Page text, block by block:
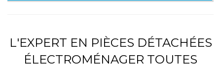
L'EXPERT EN PIÈCES DÉTACHÉES
ÉLECTROMÉNAGER TOUTES